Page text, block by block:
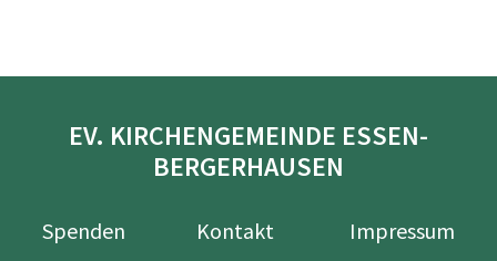
EV. KIRCHENGEMEINDE ESSEN-
BERGERHAUSEN
Spenden Kontakt Impressum